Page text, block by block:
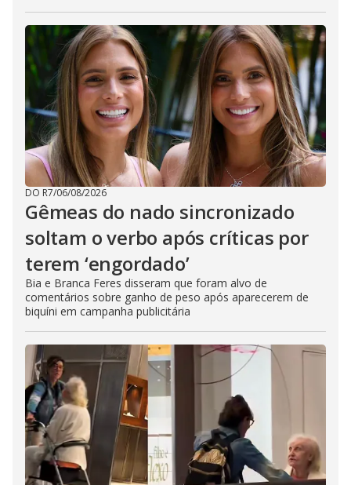
DO R7/06/08/2026
Gêmeas do nado sincronizado
soltam o verbo após críticas por
terem ‘engordado’
Bia e Branca Feres disseram que foram alvo de
comentários sobre ganho de peso após aparecerem de
biquíni em campanha publicitária